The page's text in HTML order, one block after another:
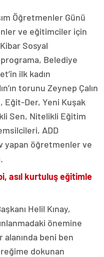
Öğretmenler Günü
ve eğitimciler için
Sosyal
Belediye
ilk kadın
torunu Zeynep Çalın
Eğit-Der, Yeni Kuşak
Sen, Nitelikli Eğitim
ADD
yapan öğretmenler ve
asıl kurtuluş eğitimle
Helil Kınay,
önemine
alanında beni ben
dokunan